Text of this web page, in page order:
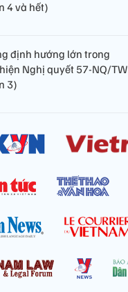
4 và hết)
định hướng lớn trong
Nghị quyết 57-NQ/TW
3)